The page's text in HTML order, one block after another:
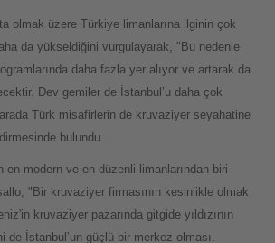
olmak üzere Türkiye limanlarına ilginin çok
da yükseldiğini vurgulayarak, "Bu nedenle
daha fazla yer alıyor ve artarak da
Dev gemiler de İstanbul’u daha çok
Türk misafirlerin de kruvaziyer seyahatine
bulundu.
en modern ve en düzenli limanlarından biri
"Bir kruvaziyer firmasının kesinlikle olmak
kruvaziyer pazarında gitgide yıldızının
de İstanbul’un güçlü bir merkez olması.